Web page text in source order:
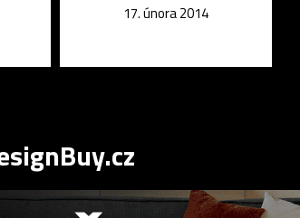
17. února 2014